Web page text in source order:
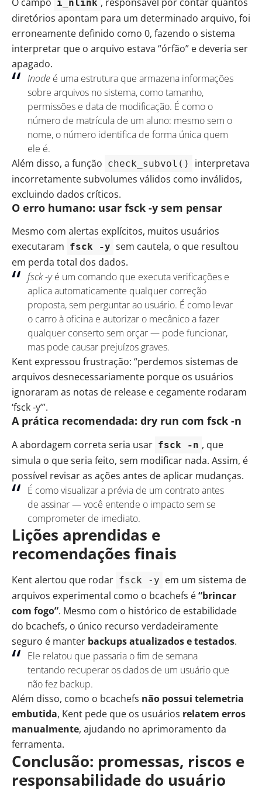
i_nlink
diretórios apontam para um determinado arquivo, foi
erroneamente definido como 0, fazendo o sistema
interpretar que o arquivo estava “órfão” e deveria ser
apagado.
Inode é uma estrutura que armazena informações
sobre arquivos no sistema, como tamanho,
permissões e data de modificação. É como o
número de matrícula de um aluno: mesmo sem o
nome, o número identifica de forma única quem
ele é.
Além disso, a função check_subvol()
interpretava
incorretamente subvolumes válidos como inválidos,
excluindo dados críticos.
O erro humano: usar fsck -y sem pensar
Mesmo com alertas explícitos, muitos usuários
executaram fsck -y sem cautela, o que resultou
em perda total dos dados.
fsck -yé um comando que executa verificações e
aplica automaticamente qualquer correção
proposta, sem perguntar ao usuário. É como levar
o carro à oficina e autorizar o mecânico a fazer
qualquer conserto sem orçar — pode funcionar,
mas pode causar prejuízos graves.
Kent expressou frustração: “perdemos sistemas de
arquivos desnecessariamente porque os usuários
ignoraram as notas de release e cegamente rodaram
‘fsck -y’”.
A prática recomendada: dry run com fsck -n
A abordagem correta seria usar fsck -n , que
simula o que seria feito, sem modificar nada. Assim, é
possível revisar as ações antes de aplicar mudanças.
É como visualizar a prévia de um contrato antes
de assinar — você entende o impacto sem se
comprometer de imediato.
Lições aprendidas e
recomendações finais
Kent alertou que rodar fsck -y em um sistema de
arquivos experimental como o bcachefs é“brincar
com fogo”. Mesmo com o histórico de estabilidade
do bcachefs, o único recurso verdadeiramente
seguro é manter backups atualizados e testados.
Ele relatou que passaria o fim de semana
tentando recuperar os dados de um usuário que
não fez backup.
Além disso, como o bcachefs não possui telemetria
embutida, Kent pede que os usuários relatem erros
manualmente, ajudando no aprimoramento da
ferramenta.
Conclusão: promessas, riscos e
responsabilidade do usuário